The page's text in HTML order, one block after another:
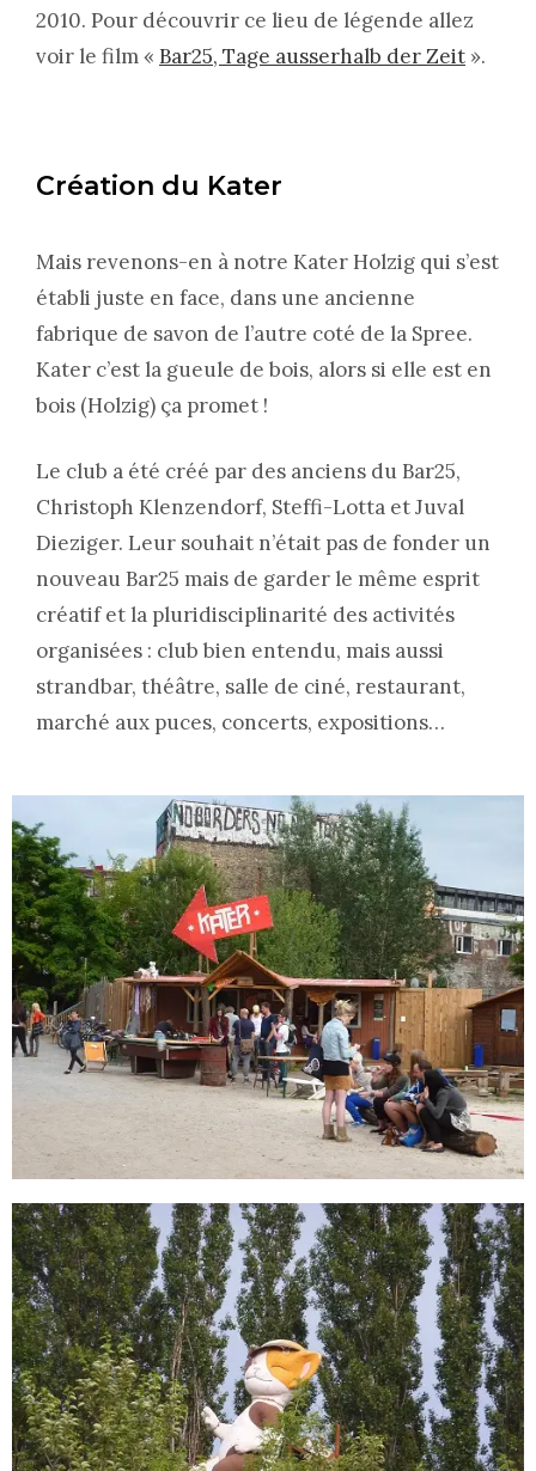
2010. Pour découvrir ce lieu de légende allez
voir le film « Bar25, Tage ausserhalb der Zeit ».
Création du Kater
Mais revenons-en à notre Kater Holzig qui s’est
établi juste en face, dans une ancienne
fabrique de savon de l’autre coté de la Spree.
Kater c’est la gueule de bois, alors si elle est en
bois (Holzig) ça promet !
Le club a été créé par des anciens du Bar25,
Christoph Klenzendorf, Steffi-Lotta et Juval
Dieziger. Leur souhait n’était pas de fonder un
nouveau Bar25 mais de garder le même esprit
créatif et la pluridisciplinarité des activités
organisées : club bien entendu, mais aussi
strandbar, théâtre, salle de ciné, restaurant,
marché aux puces, concerts, expositions…